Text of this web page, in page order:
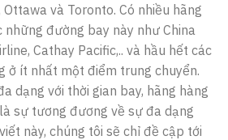
và Toronto. Có nhiều hãng
đường bay này như China
Cathay Pacific,.. và hầu hết các
ở ít nhất một điểm trung chuyển.
dạng với thời gian bay, hãng hàng
sự tương đương về sự đa dạng
này, chúng tôi sẽ chỉ đề cập tới